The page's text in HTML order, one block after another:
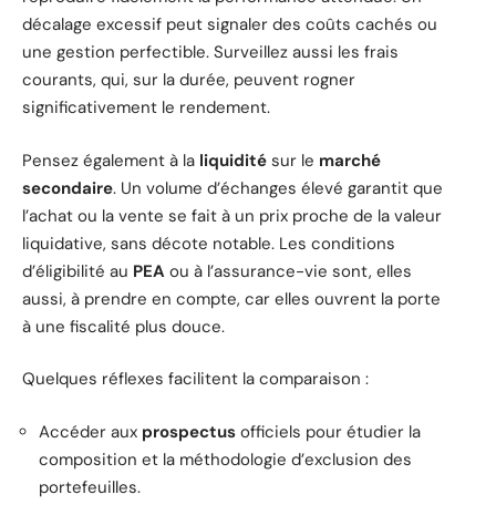
décalage excessif peut signaler des coûts cachés ou
une gestion perfectible. Surveillez aussi les frais
courants, qui, sur la durée, peuvent rogner
significativement le rendement.
Pensez également à la liquidité sur le marché
secondaire. Un volume d’échanges élevé garantit que
l’achat ou la vente se fait à un prix proche de la valeur
liquidative, sans décote notable. Les conditions
d’éligibilité au PEA ou à l’assurance-vie sont, elles
aussi, à prendre en compte, car elles ouvrent la porte
à une fiscalité plus douce.
Quelques réflexes facilitent la comparaison :
Accéder aux prospectus officiels pour étudier la
composition et la méthodologie d’exclusion des
portefeuilles.